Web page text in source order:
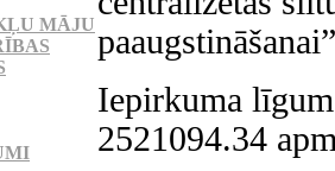
Iepirkuma
2521094.34
MĀJU